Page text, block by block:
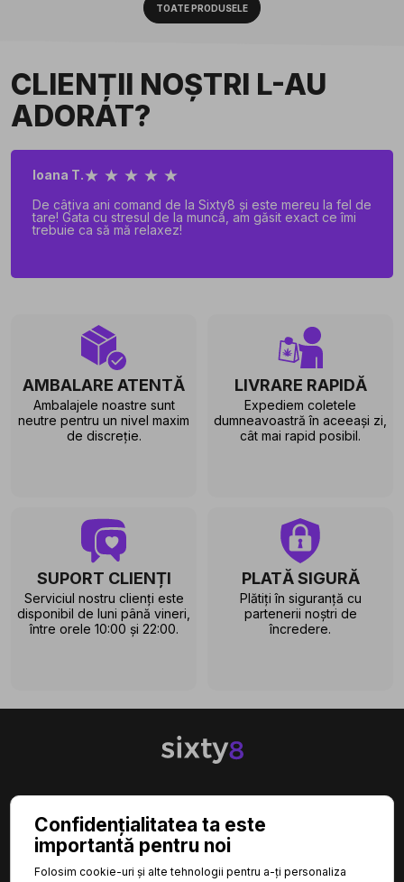
TOATE PRODUSELE
CLIENȚII NOȘTRI L-AU
ADORAT?
Ioana T.★ ★ ★ ★ ★
De câțiva ani comand de la Sixty8 și este mereu la fel de
tare! Gata cu stresul de la muncă, am găsit exact ce îmi
trebuie ca să mă relaxez!
AMBALARE ATENTĂ
Ambalajele noastre sunt
neutre pentru un nivel maxim
de discreție.
LIVRARE RAPIDĂ
Expediem coletele
dumneavoastră în aceeași zi,
cât mai rapid posibil.
SUPORT CLIENȚI
Serviciul nostru clienți este
disponibil de luni până vineri,
între orele 10:00 și 22:00.
PLATĂ SIGURĂ
Plătiți în siguranță cu
partenerii noștri de
încredere.
CATEGORII
INFORMAȚII
Confidențialitatea ta este
importantă pentru noi
Folosim cookie-uri și alte tehnologii pentru a-ți personaliza